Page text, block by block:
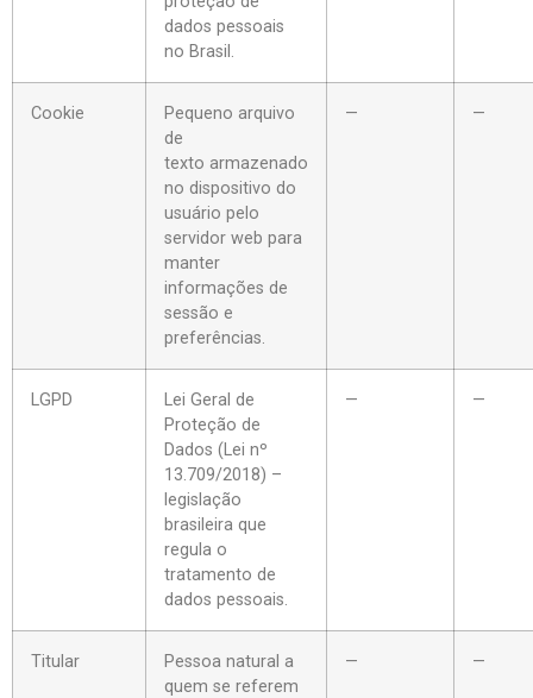
dados pessoais
no Brasil.
Cookie
Pequeno arquivo
de
texto armazenado
no dispositivo do
usuário pelo
servidor web para
manter
informações de
sessão e
preferências.
— —
LGPD
Lei Geral de
Proteção de
Dados (Lei nº
13.709/2018) –
legislação
brasileira que
regula o
tratamento de
dados pessoais.
— —
Titular
Pessoa natural a
quem se referem
— —